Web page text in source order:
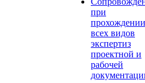
при
прохождении
всех видов
экспертиз
проектной и
рабочей